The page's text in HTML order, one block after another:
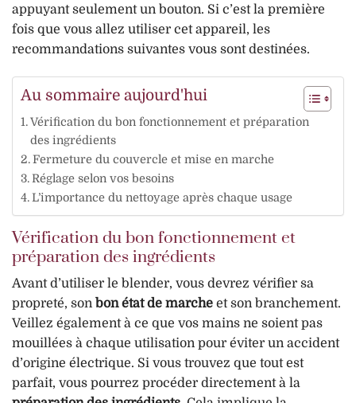
appuyant seulement un bouton. Si c’est la première
fois que vous allez utiliser cet appareil, les
recommandations suivantes vous sont destinées.
Au sommaire aujourd'hui
Vérification du bon fonctionnement et préparation
des ingrédients
Fermeture du couvercle et mise en marche
Réglage selon vos besoins
L’importance du nettoyage après chaque usage
Vérification du bon fonctionnement et
préparation des ingrédients
Avant d’utiliser le blender, vous devrez vérifier sa
propreté, son bon état de marche et son branchement.
Veillez également à ce que vos mains ne soient pas
mouillées à chaque utilisation pour éviter un accident
d’origine électrique. Si vous trouvez que tout est
parfait, vous pourrez procéder directement à la